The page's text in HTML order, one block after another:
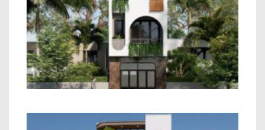
Mẫu Nhà Phố 2 Tầng Hiện Đại